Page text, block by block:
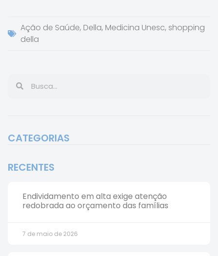
Ação de Saúde, Della, Medicina Unesc, shopping
della
CATEGORIAS
RECENTES
Endividamento em alta exige atenção
redobrada ao orçamento das famílias
7 de maio de 2026